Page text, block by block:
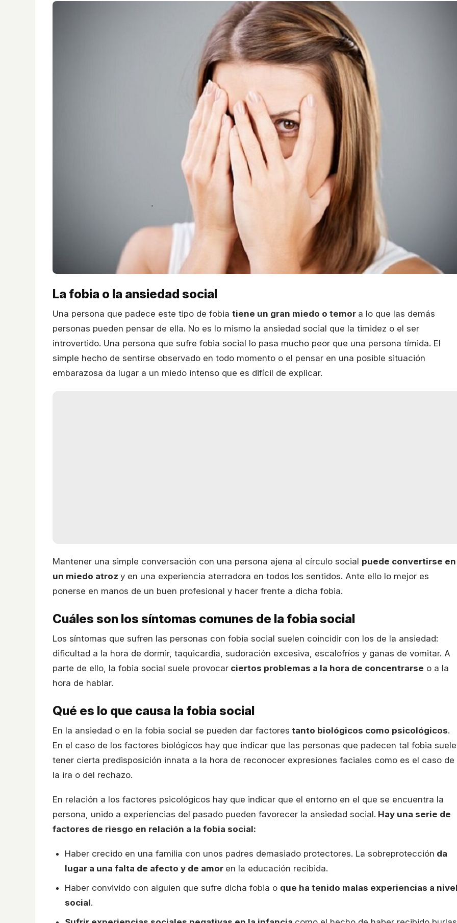
La fobia o la ansiedad social
Una persona que padece este tipo de fobia tiene un gran miedo o temor a lo que las demás
personas pueden pensar de ella. No es lo mismo la ansiedad social que la timidez o el ser
introvertido. Una persona que sufre fobia social lo pasa mucho peor que una persona tímida. El
simple hecho de sentirse observado en todo momento o el pensar en una posible situación
embarazosa da lugar a un miedo intenso que es difícil de explicar.
Mantener una simple conversación con una persona ajena al círculo social puede convertirse en
un miedo atroz y en una experiencia aterradora en todos los sentidos. Ante ello lo mejor es
ponerse en manos de un buen profesional y hacer frente a dicha fobia.
Cuáles son los síntomas comunes de la fobia social
Los síntomas que sufren las personas con fobia social suelen coincidir con los de la ansiedad:
dificultad a la hora de dormir, taquicardia, sudoración excesiva, escalofríos y ganas de vomitar. A
parte de ello, la fobia social suele provocar ciertos problemas a la hora de concentrarse o a la
hora de hablar.
Qué es lo que causa la fobia social
En la ansiedad o en la fobia social se pueden dar factores tanto biológicos como psicológicos.
En el caso de los factores biológicos hay que indicar que las personas que padecen tal fobia suele
tener cierta predisposición innata a la hora de reconocer expresiones faciales como es el caso de
la ira o del rechazo.
En relación a los factores psicológicos hay que indicar que el entorno en el que se encuentra la
persona, unido a experiencias del pasado pueden favorecer la ansiedad social. Hay una serie de
factores de riesgo en relación a la fobia social:
Haber crecido en una familia con unos padres demasiado protectores. La sobreprotección da
lugar a una falta de afecto y de amor en la educación recibida.
Haber convivido con alguien que sufre dicha fobia o que ha tenido malas experiencias a
social.